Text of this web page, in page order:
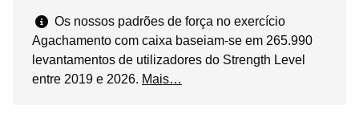
Os nossos padrões de força no exercício
Agachamento com caixa baseiam-se em 265.990
levantamentos de utilizadores do Strength Level
entre 2019 e 2026. Mais…